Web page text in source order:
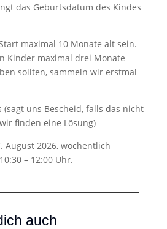
das Geburtsdatum des Kindes
maximal 10 Monate alt sein.
Kinder maximal drei Monate
sollten, sammeln wir erstmal
(sagt uns Bescheid, falls das nicht
finden eine Lösung)
August 2026,wöchentlich
– 12:00 Uhr.
auch